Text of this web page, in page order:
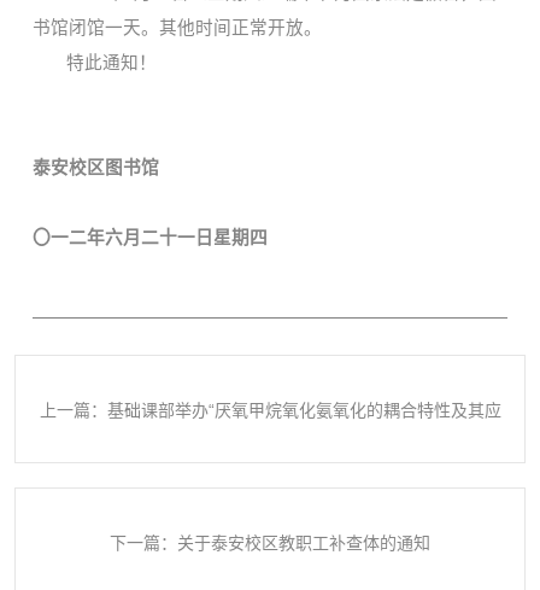
书馆闭馆一天。其他时间正常开放。
特此通知！
泰安校区图书馆
〇一二年六月二十一日星期四
上一篇：基础课部举办“厌氧甲烷氧化氨氧化的耦合特性及其应
下一篇：关于泰安校区教职工补查体的通知